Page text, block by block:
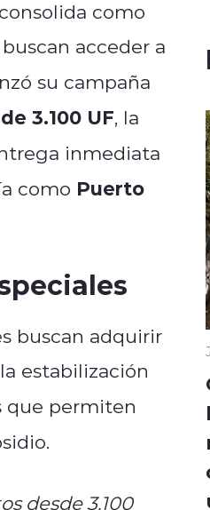
como
acceder a
su campaña
3.100 UF, la
inmediata
como Puerto
buscan adquirir
estabilización
que permiten
desde 3.100